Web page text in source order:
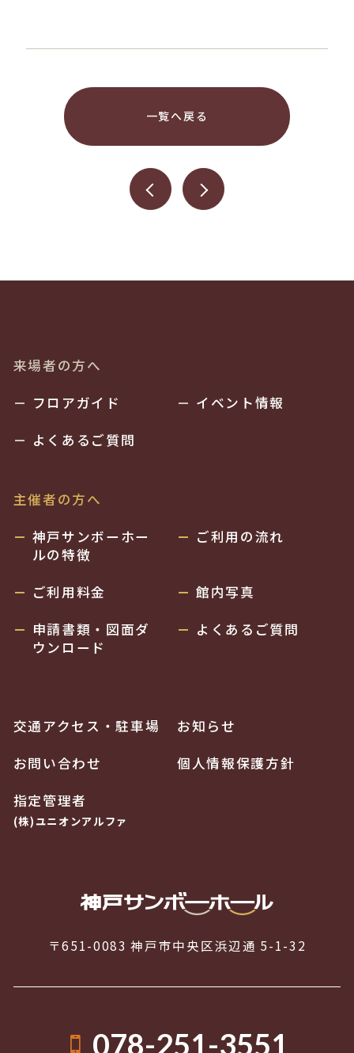
一覧へ戻る
〒651-0083 神戸市中央区浜辺通 5-1-32
078-251-3551
来場者の方へ
フロアガイド
イベント情報
よくあるご質問
主催者の方へ
神戸サンボーホー
ルの特徴
ご利用の流れ
ご利用料金
館内写真
申請書類・図面ダ
ウンロード
よくあるご質問
交通アクセス・駐車場
お知らせ
お問い合わせ
個人情報保護方針
指定管理者
(株)ユニオンアルファ